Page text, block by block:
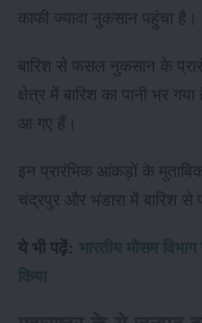
काफी ज्यादा नुकसान पहुंचा है।
बारिश से फसल नुकसान के
क्षेत्र में बारिश का पानी भर
आ गए हैं।
इन प्रारंभिक आंकड़ों के मुताबिक
चंद्रपुर और भंडारा में बारिश से
ये भी पढ़ें: भारतीय मौसम
किया